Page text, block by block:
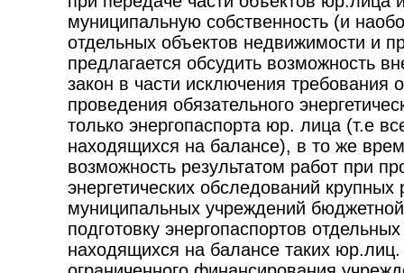
муниципальную собственность (и
отдельных объектов недвижимости и
предлагается обсудить возможность
закон в части исключения требования
проведения обязательного
только энергопаспорта юр. лица (т.е
находящихся на балансе), в то же
возможность результатом работ при
энергетических обследований крупных
муниципальных учреждений
подготовку энергопаспортов
находящихся на балансе таких